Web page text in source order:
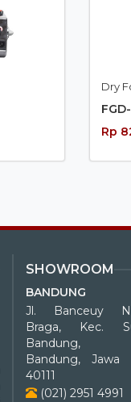
Dry
Rp
SHOWROOM
BANDUNG
Jl. Banceuy
Braga, Kec.
Bandung,
Bandung, Jawa
40111
(021) 2951 4991